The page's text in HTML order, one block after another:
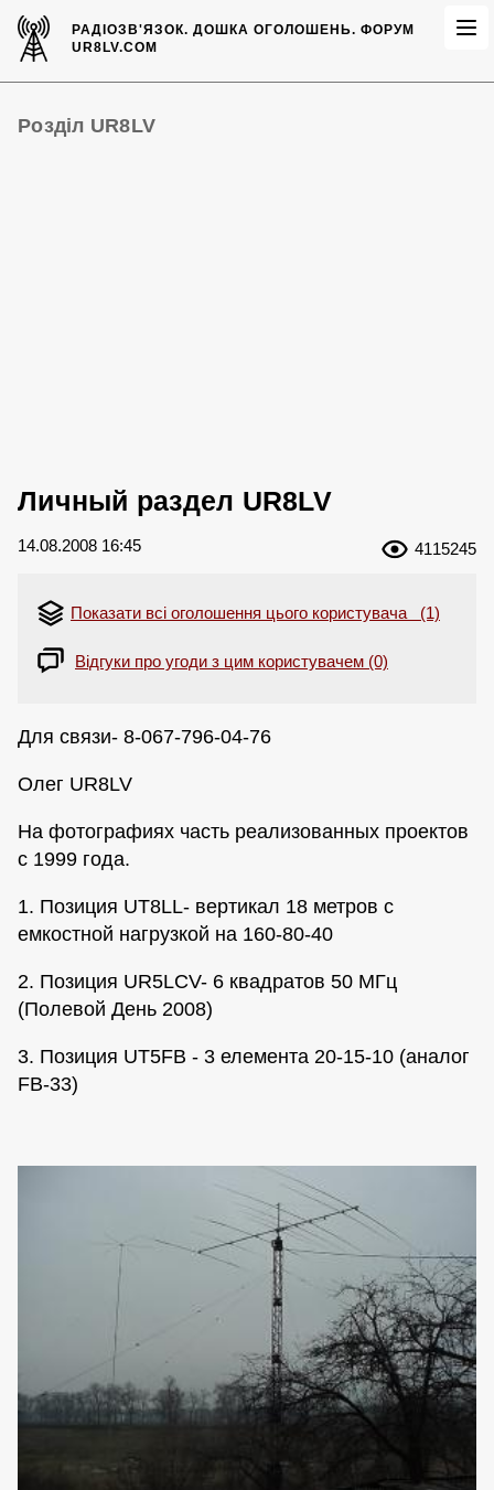
РАДІОЗВ'ЯЗОК.ДОШКА ОГОЛОШЕНЬ. ФОРУМ
UR8LV.COM
Розділ UR8LV
Личный раздел UR8LV
14.08.2008 16:45 4115245
Показати всі оголошення цього користувача (1)
Відгуки про угоди з цим користувачем (0)
Для связи- 8-067-796-04-76
Олег UR8LV
На фотографиях часть реализованных проектов
с 1999 года.
1. Позиция UT8LL- вертикал 18 метров с
емкостной нагрузкой на 160-80-40
2. Позиция UR5LCV- 6 квадратов 50 МГц
(Полевой День 2008)
3. Позиция UT5FB - 3 елемента 20-15-10 (аналог
FB-33)